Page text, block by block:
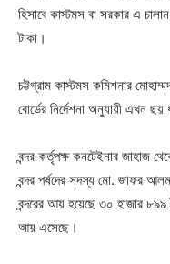
হিসাবে কাস্টমস বা সরকার এ
টাকা।
চট্টগ্রাম কাস্টমস কমিশনার
বোর্ডের নির্দেশনা অনুযায়ী এখন
বন্দর কর্তৃপক্ষ কনটেইনার জাহাজ
বন্দর পর্ষদের সদস্য মো. জাফর
বন্দরের আয় হয়েছে ৩০ হাজার
আয় এসেছে।